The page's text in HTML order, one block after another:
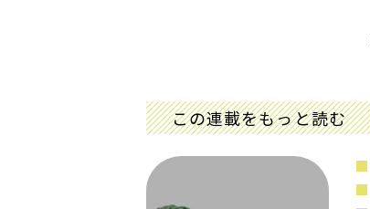
この連載をもっと読む